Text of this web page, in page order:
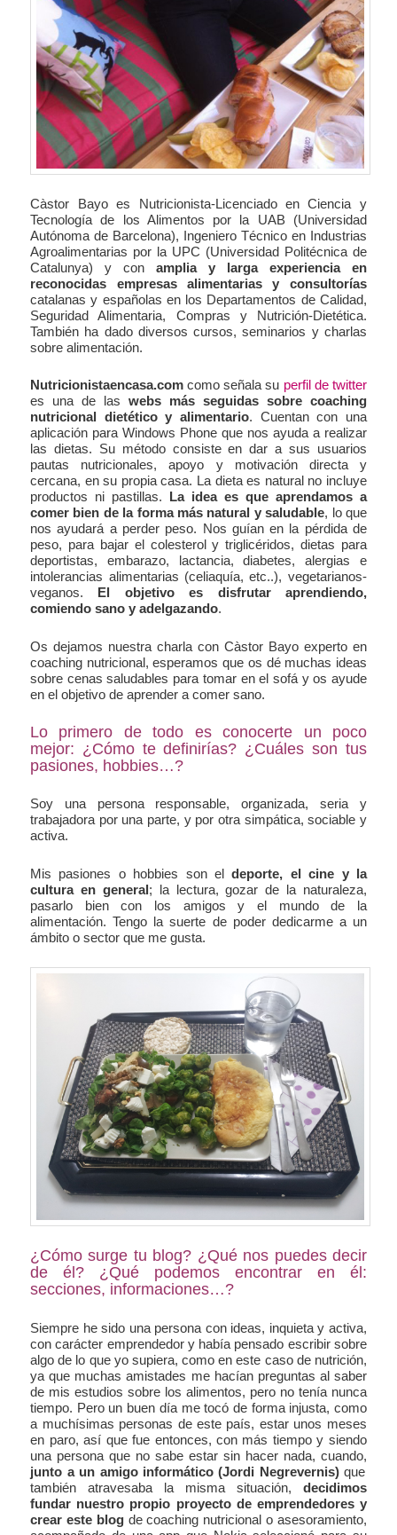
Càstor Bayo es Nutricionista-Licenciado en Ciencia y
Tecnología de los Alimentos por la UAB (Universidad
Autónoma de Barcelona), Ingeniero Técnico en Industrias
Agroalimentarias por la UPC (Universidad Politécnica de
Catalunya) y conamplia y larga experiencia en
reconocidas empresas alimentarias y consultorías
catalanas y españolas en los Departamentos de Calidad,
Seguridad Alimentaria, Compras y Nutrición-Dietética.
También ha dado diversos cursos, seminarios y charlas
sobre alimentación.
Nutricionistaencasa.com como señala su perfil de twitter
es una de las webs más seguidas sobre coaching
nutricional dietético y alimentario. Cuentan con una
aplicación para Windows Phone que nos ayuda a realizar
las dietas. Su método consiste en dar a sus usuarios
pautas nutricionales, apoyo y motivación directa y
cercana, en su propia casa. La dieta es natural no incluye
productos ni pastillas. La idea es que aprendamos a
comer bien de la forma más natural y saludable, lo que
nos ayudará a perder peso. Nos guían en la pérdida de
peso, para bajar el colesterol y triglicéridos, dietas para
deportistas, embarazo, lactancia, diabetes, alergias e
intolerancias alimentarias (celiaquía, etc..), vegetarianos-
veganos. El objetivo es disfrutar aprendiendo,
comiendo sano y adelgazando.
Os dejamos nuestra charla con Càstor Bayo experto en
coaching nutricional, esperamos que os dé muchas ideas
sobre cenas saludables para tomar en el sofá y os ayude
en el objetivo de aprender a comer sano.
Lo primero de todo es conocerte un poco
mejor: ¿Cómo te definirías? ¿Cuáles son tus
pasiones, hobbies…?
Soy una persona responsable, organizada, seria y
trabajadora por una parte, y por otra simpática, sociable y
activa.
Mis pasiones o hobbies son eldeporte, el cine y la
cultura en general; la lectura, gozar de la naturaleza,
pasarlo bien con los amigos y el mundo de la
alimentación. Tengo la suerte de poder dedicarme a un
ámbito o sector que me gusta.
¿Cómo surge tu blog? ¿Qué nos puedes decir
de él? ¿Qué podemos encontrar en él:
secciones, informaciones…?
Siempre he sido una persona con ideas, inquieta y activa,
con carácter emprendedor y había pensado escribir sobre
algo de lo que yo supiera, como en este caso de nutrición,
ya que muchas amistades me hacían preguntas al saber
de mis estudios sobre los alimentos, pero no tenía nunca
tiempo. Pero un buen día me tocó de forma injusta, como
a muchísimas personas de este país, estar unos meses
en paro, así que fue entonces, con más tiempo y siendo
una persona que no sabe estar sin hacer nada, cuando,
junto a un amigo informático (Jordi Negrevernis)que
también atravesaba la misma situación, decidimos
fundar nuestro propio proyecto de emprendedores y
crear este blogde coaching nutricional o asesoramiento,